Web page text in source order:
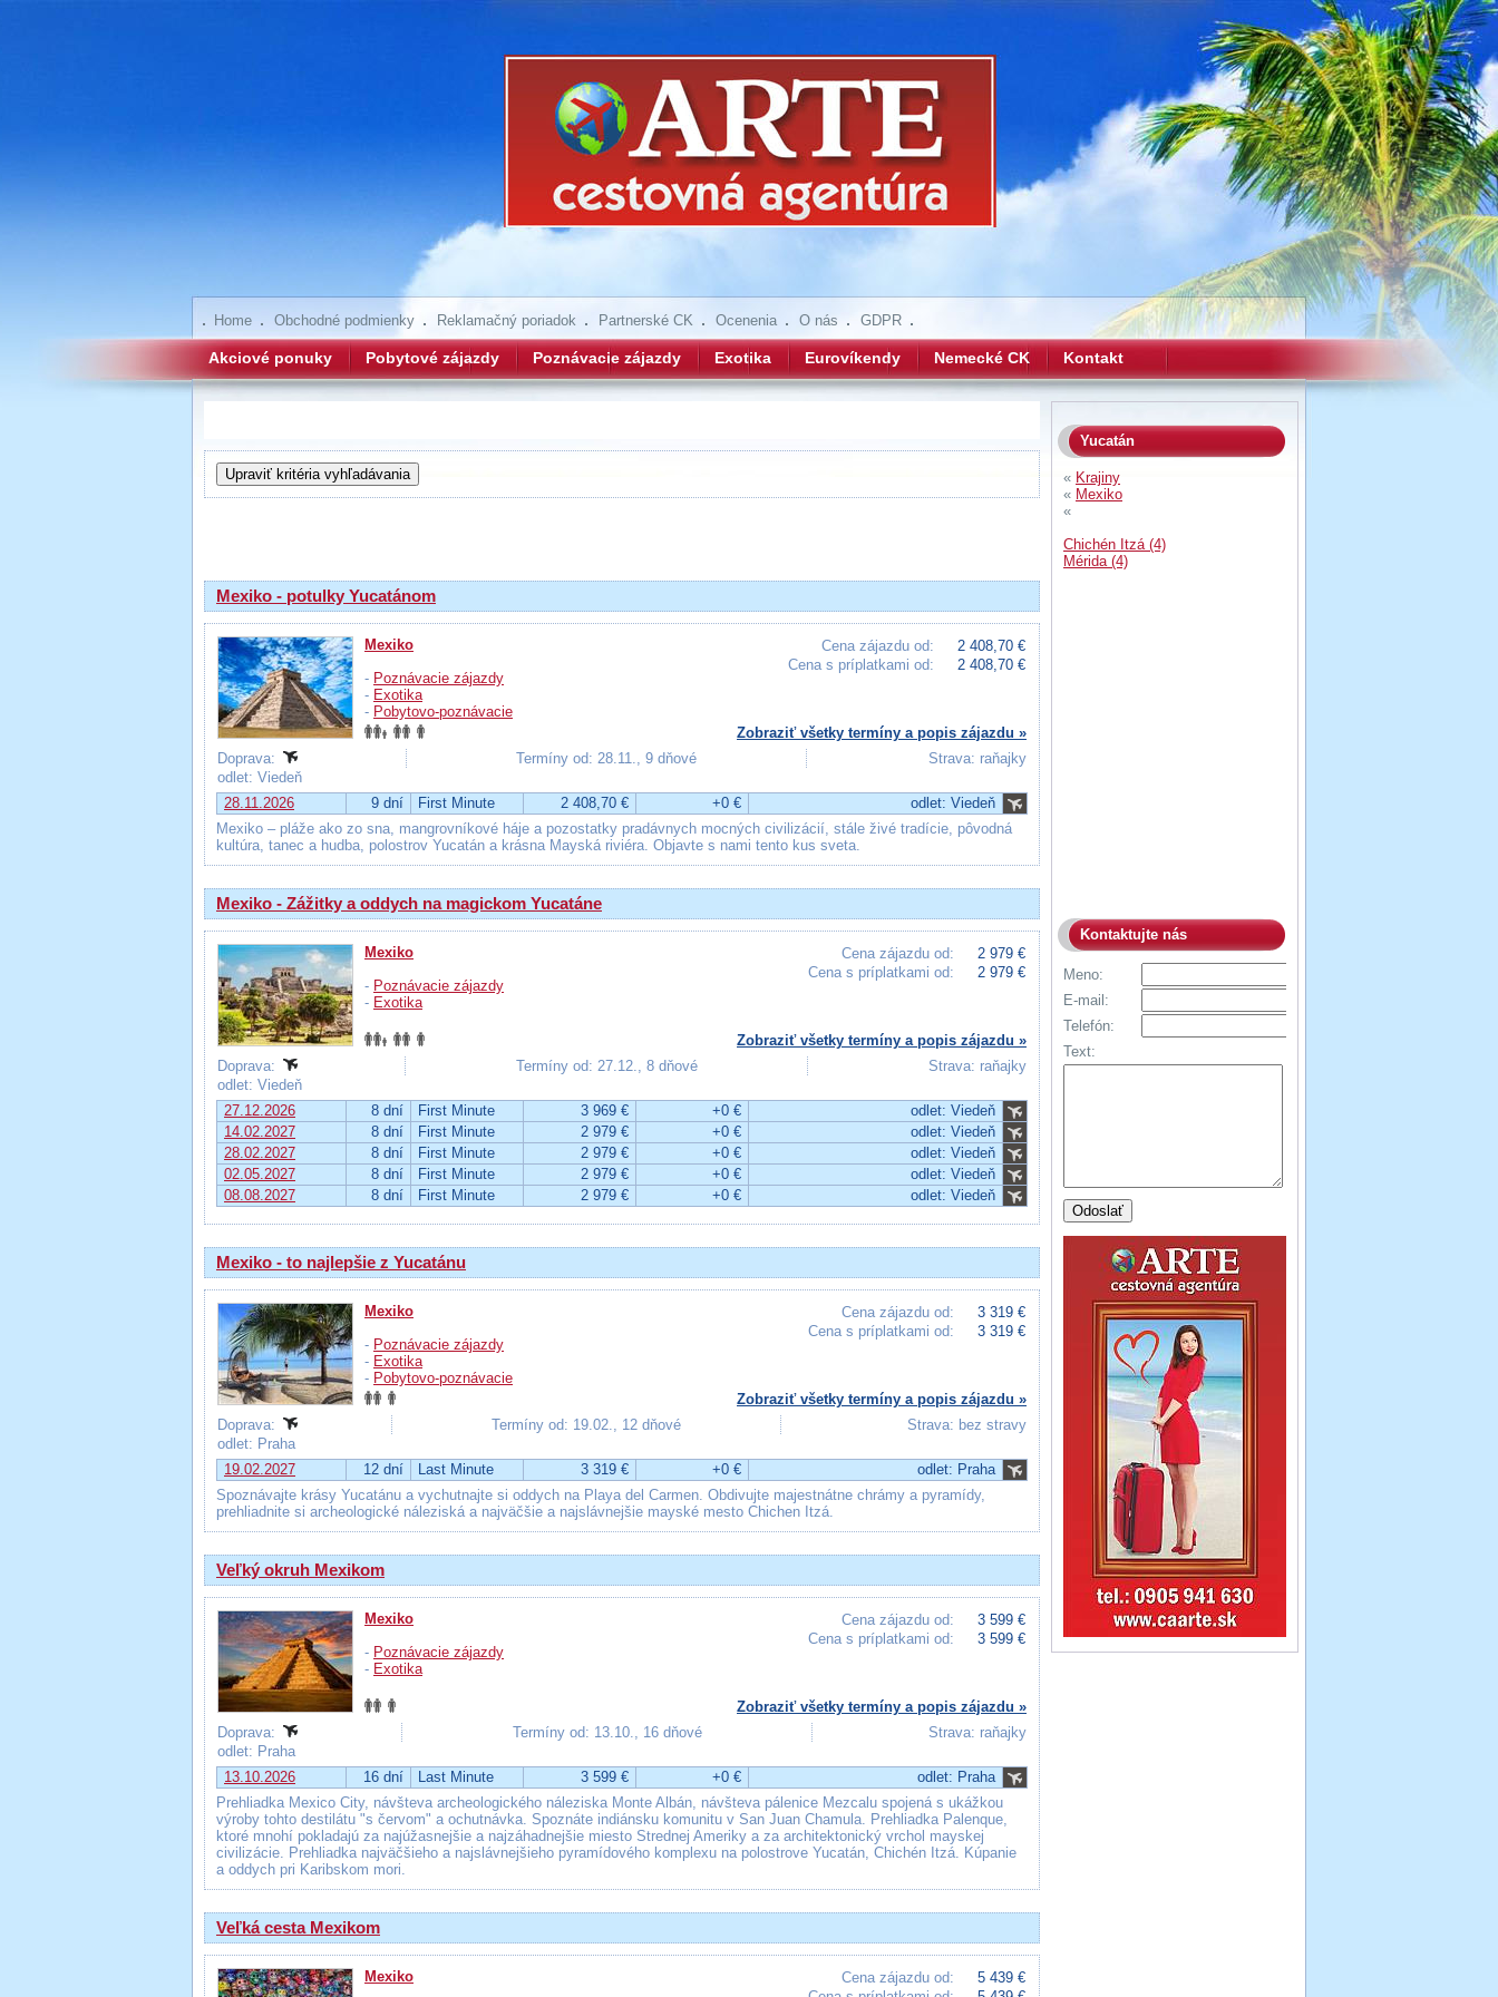
Home Obchodné podmienky Reklamačný poriadok Partnerské CK Ocenenia O nás GDPR
Akciové ponuky Pobytové zájazdy Poznávacie zájazdy Exotika Eurovíkendy Nemecké CK Kontakt
Mexiko - potulky Yucatánom
Cena zájazdu od:
2 408,70 €
Cena s príplatkami od:
2 408,70 €
Mexiko
- Poznávacie zájazdy
- Exotika
- Pobytovo-poznávacie
Zobraziť všetky termíny a popis zájazdu »
Doprava:
Termíny od: 28.11., 9 dňové
Strava: raňajky
odlet: Viedeň
28.11.2026
9 dní First Minute 2 408,70 € +0 €
odlet: Viedeň
Mexiko – pláže ako zo sna, mangrovníkové háje a pozostatky pradávnych mocných civilizácií, stále živé tradície, pôvodná
kultúra, tanec a hudba, polostrov Yucatán a krásna Mayská riviéra. Objavte s nami tento kus sveta.
Mexiko - Zážitky a oddych na magickom Yucatáne
Cena zájazdu od:
2 979 €
Cena s príplatkami od:
2 979 €
Mexiko
- Poznávacie zájazdy
- Exotika
Zobraziť všetky termíny a popis zájazdu »
Doprava:
Termíny od: 27.12., 8 dňové
Strava: raňajky
odlet: Viedeň
27.12.2026
8 dní First Minute 3 969 € +0 €
odlet: Viedeň
14.02.2027
8 dní First Minute 2 979 € +0 €
odlet: Viedeň
28.02.2027
8 dní First Minute 2 979 € +0 €
odlet: Viedeň
02.05.2027
8 dní First Minute 2 979 € +0 €
odlet: Viedeň
08.08.2027
8 dní First Minute 2 979 € +0 € odlet: Viedeň
Mexiko - to najlepšie z Yucatánu
Cena zájazdu od:
3 319 €
Cena s príplatkami od:
3 319 €
Mexiko
- Poznávacie zájazdy
- Exotika
- Pobytovo-poznávacie
Zobraziť všetky termíny a popis zájazdu »
Doprava:
Termíny od: 19.02., 12 dňové
Strava: bez stravy
odlet: Praha
19.02.2027
12 dní Last Minute 3 319 € +0 €
odlet: Praha
Spoznávajte krásy Yucatánu a vychutnajte si oddych na Playa del Carmen. Obdivujte majestnátne chrámy a pyramídy,
prehliadnite si archeologické náleziská a najväčšie a najslávnejšie mayské mesto Chichen Itzá.
Veľký okruh Mexikom
Cena zájazdu od:
3 599 €
Cena s príplatkami od:
3 599 €
Mexiko
- Poznávacie zájazdy
- Exotika
Zobraziť všetky termíny a popis zájazdu »
Doprava:
Termíny od: 13.10., 16 dňové
Strava: raňajky
odlet: Praha
13.10.2026
16 dní Last Minute 3 599 € +0 €
odlet: Praha
Prehliadka Mexico City, návšteva archeologického náleziska Monte Albán, návšteva pálenice Mezcalu spojená s ukážkou
výroby tohto destilátu "s červom" a ochutnávka. Spoznáte indiánsku komunitu v San Juan Chamula. Prehliadka Palenque,
ktoré mnohí pokladajú za najúžasnejšie a najzáhadnejšie miesto Strednej Ameriky a za architektonický vrchol mayskej
civilizácie. Prehliadka najväčšieho a najslávnejšieho pyramídového komplexu na polostrove Yucatán, Chichén Itzá. Kúpanie
a oddych pri Karibskom mori.
Veľká cesta Mexikom
Cena zájazdu od:
5 439 €
Mexiko
Yucatán
« Krajiny
« Mexiko
«
Chichén Itzá (4)
Mérida (4)
Kontaktujte nás
Meno:
E-mail:
Telefón:
Text: